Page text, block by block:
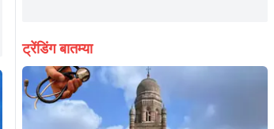
ट्रेंडिंग बातम्या